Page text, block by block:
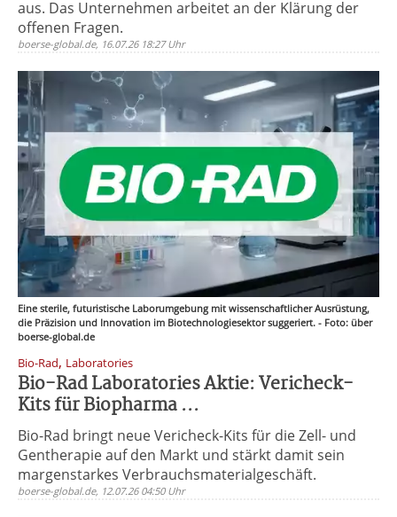
aus. Das Unternehmen arbeitet an der Klärung der
offenen Fragen.
boerse-global.de, 16.07.26 18:27 Uhr
Eine sterile, futuristische Laborumgebung mit wissenschaftlicher Ausrüstung,
die Präzision und Innovation im Biotechnologiesektor suggeriert. - Foto: über
boerse-global.de
Bio-Rad, Laboratories
Bio-Rad Laboratories Aktie: Vericheck-
Kits für Biopharma ...
Bio-Rad bringt neue Vericheck-Kits für die Zell- und
Gentherapie auf den Markt und stärkt damit sein
margenstarkes Verbrauchsmaterialgeschäft.
boerse-global.de, 12.07.26 04:50 Uhr